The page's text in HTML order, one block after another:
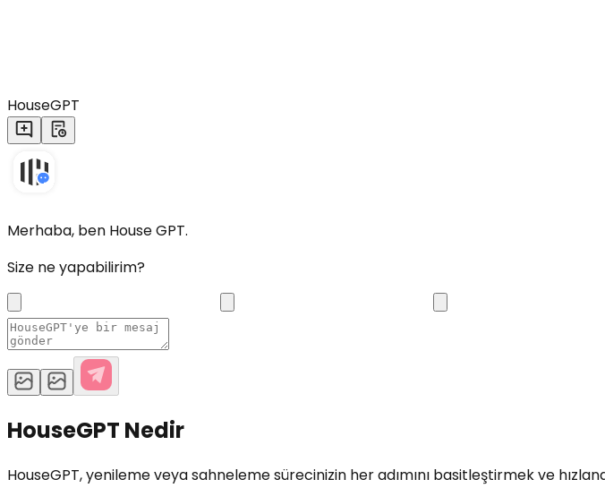
HouseGPT
Merhaba, ben House GPT.
Size ne yapabilirim?
HouseGPT Nedir
HouseGPT, yenileme veya sahneleme sürecinizin her adımını basitleştirmek ve